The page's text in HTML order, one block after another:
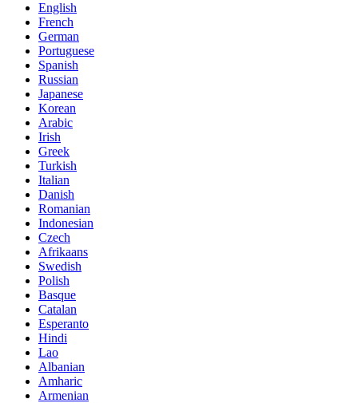
English
French
German
Portuguese
Spanish
Russian
Japanese
Korean
Arabic
Irish
Greek
Turkish
Italian
Danish
Romanian
Indonesian
Czech
Afrikaans
Swedish
Polish
Basque
Catalan
Esperanto
Hindi
Lao
Albanian
Amharic
Armenian